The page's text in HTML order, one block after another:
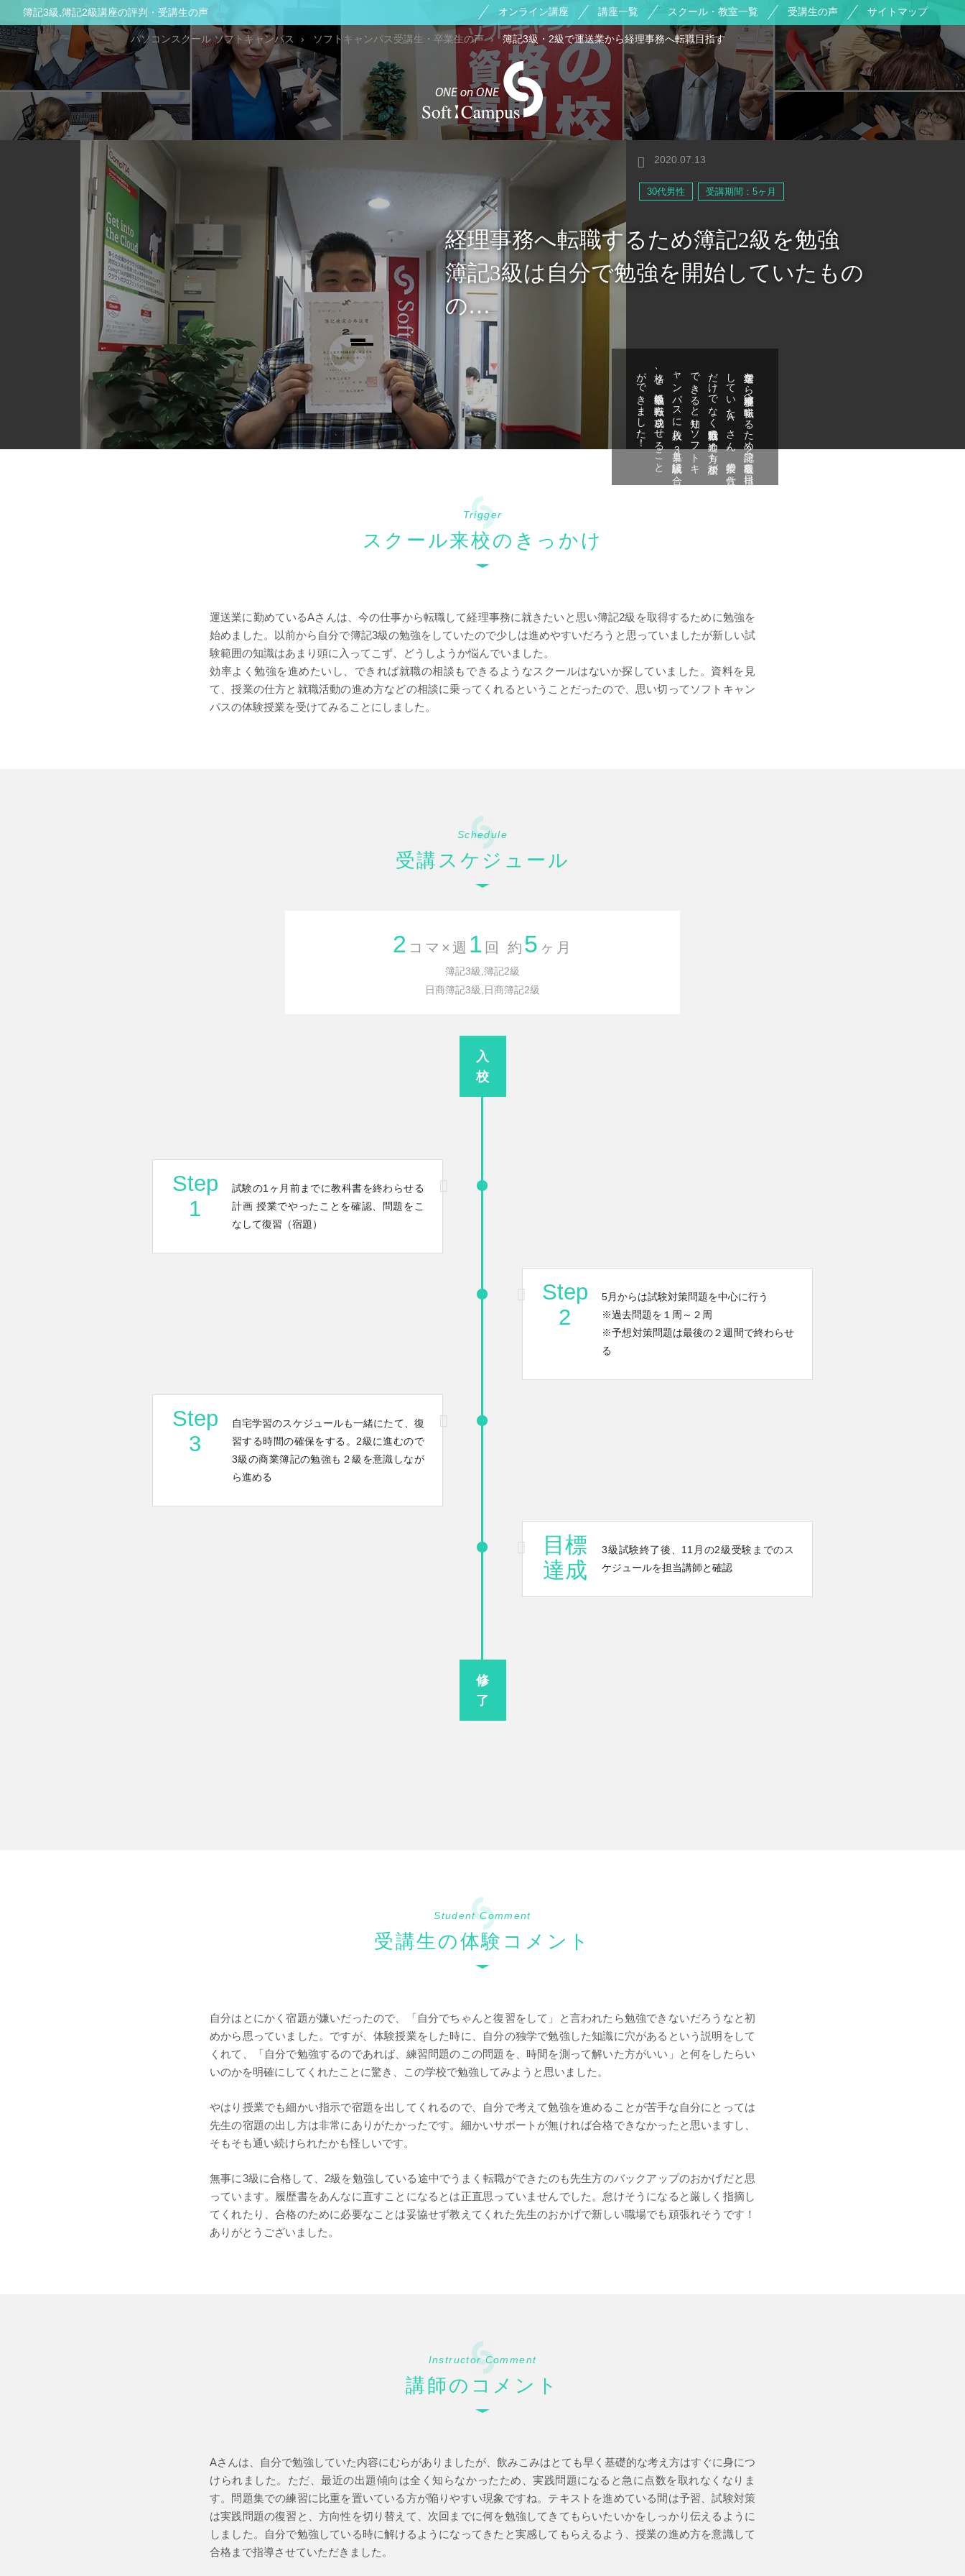
簿記3級,簿記2級講座の評判・受講生の声 オンライン講座 講座一覧 スクール・教室一覧 受講生の声 サイトマップ
パソコンスクール ソフトキャンパス ソフトキャンパス受講生・卒業生の声 簿記3級・2級で運送業から経理事務へ転職目指す
2020.07.13
経理事務へ転職するため簿記2級を勉強
簿記3級は自分で勉強を開始していたもの
の…
30代男性 受講期間：5ヶ月
運送業か
ら
経理事務へ
転職す
る
た
め
簿記2
級取得を
目指
し
て
い
た
A
さ
ん
。
授業の
仕方
だ
け
で
な
く
就職活動の
進め
方も
相談が
で
き
る
と
知り
ソ
フ
ト
キ
ャ
ン
パ
ス
に
入校し
、
見事3
級試験に
合
格、
2
級勉強中に
転職も
成功さ
せ
る
こ
と
が
で
き
ま
し
た
！
Trigger
スクール来校のきっかけ
運送業に勤めているAさんは、今の仕事から転職して経理事務に就きたいと思い簿記2級を取得するために勉強を
始めました。以前から自分で簿記3級の勉強をしていたので少しは進めやすいだろうと思っていましたが新しい試
験範囲の知識はあまり頭に入ってこず、どうしようか悩んでいました。
効率よく勉強を進めたいし、できれば就職の相談もできるようなスクールはないか探していました。資料を見
て、授業の仕方と就職活動の進め方などの相談に乗ってくれるということだったので、思い切ってソフトキャン
パスの体験授業を受けてみることにしました。
Schedule
受講スケジュール
2 コマ×週 1 回 約 5 ヶ月
簿記3級,簿記2級
日商簿記3級,日商簿記2級
入
校
試験の1ヶ月前までに教科書を終わらせる
計画 授業でやったことを確認、問題をこ
なして復習（宿題）
Step
1
5月からは試験対策問題を中心に行う
※過去問題を１周～２周
※予想対策問題は最後の２週間で終わらせ
る
Step
2
自宅学習のスケジュールも一緒にたて、復
習する時間の確保をする。2級に進むので
3級の商業簿記の勉強も２級を意識しなが
ら進める
Step
3
3級試験終了後、11月の2級受験までのス
ケジュールを担当講師と確認
目標
達成
修
了
Student Comment
受講生の体験コメント
自分はとにかく宿題が嫌いだったので、「自分でちゃんと復習をして」と言われたら勉強できないだろうなと初
めから思っていました。ですが、体験授業をした時に、自分の独学で勉強した知識に穴があるという説明をして
くれて、「自分で勉強するのであれば、練習問題のこの問題を、時間を測って解いた方がいい」と何をしたらい
いのかを明確にしてくれたことに驚き、この学校で勉強してみようと思いました。
やはり授業でも細かい指示で宿題を出してくれるので、自分で考えて勉強を進めることが苦手な自分にとっては
先生の宿題の出し方は非常にありがたかったです。細かいサポートが無ければ合格できなかったと思いますし、
そもそも通い続けられたかも怪しいです。
無事に3級に合格して、2級を勉強している途中でうまく転職ができたのも先生方のバックアップのおかげだと思
っています。履歴書をあんなに直すことになるとは正直思っていませんでした。怠けそうになると厳しく指摘し
てくれたり、合格のために必要なことは妥協せず教えてくれた先生のおかげで新しい職場でも頑張れそうです！
ありがとうございました。
Instructor Comment
講師のコメント
Aさんは、自分で勉強していた内容にむらがありましたが、飲みこみはとても早く基礎的な考え方はすぐに身につ
けられました。ただ、最近の出題傾向は全く知らなかったため、実践問題になると急に点数を取れなくなりま
す。問題集での練習に比重を置いている方が陥りやすい現象ですね。テキストを進めている間は予習、試験対策
は実践問題の復習と、方向性を切り替えて、次回までに何を勉強してきてもらいたいかをしっかり伝えるように
しました。自分で勉強している時に解けるようになってきたと実感してもらえるよう、授業の進め方を意識して
合格まで指導させていただきました。